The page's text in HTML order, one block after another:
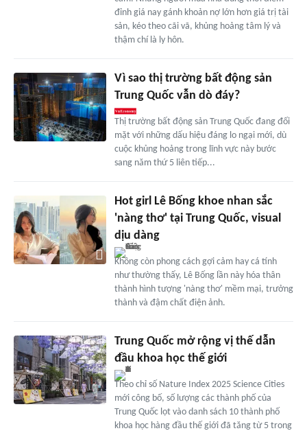
đỉnh giá nay gánh khoản nợ lớn hơn giá trị tài
sản, kéo theo cãi vã, khủng hoảng tâm lý và
thậm chí là ly hôn.
Vì sao thị trường bất động sản
Trung Quốc vẫn dò đáy?
Thị trường bất động sản Trung Quốc đang đối
mặt với những dấu hiệu đáng lo ngại mới, dù
cuộc khủng hoảng trong lĩnh vực này bước
sang năm thứ 5 liên tiếp...
Hot girl Lê Bống khoe nhan sắc
'nàng thơ' tại Trung Quốc, visual
dịu dàng
Không còn phong cách gợi cảm hay cá tính
như thường thấy, Lê Bống lần này hóa thân
thành hình tượng 'nàng thơ' mềm mại, trưởng
thành và đậm chất điện ảnh.
Trung Quốc mở rộng vị thế dẫn
đầu khoa học thế giới
Theo chỉ số Nature Index 2025 Science Cities
mới công bố, số lượng các thành phố của
Trung Quốc lọt vào danh sách 10 thành phố
khoa học hàng đầu thế giới đã tăng từ 5 trong